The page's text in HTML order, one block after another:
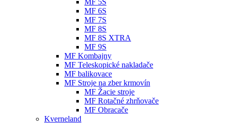
MF 6S
MF 7S
MF 8S
MF 8S XTRA
MF 9S
MF Kombajny
MF Teleskopické nakladače
MF balikovace
MF Stroje na zber krmovín
MF Žacie stroje
MF Rotačné zhrňovače
MF Obracače
Kverneland